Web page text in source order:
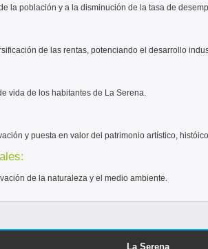
la población y a la disminución de la tasa de
de las rentas, potenciando el desarrollo
vida de los habitantes de La Serena.
y puesta en valor del patrimonio artístico,
de la naturaleza y el medio ambiente.
La Serena